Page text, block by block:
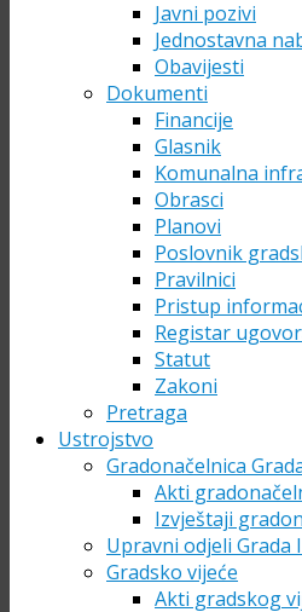
Javni pozivi
Jednostavna
Obavijesti
Dokumenti
Financije
Glasnik
Komunalna
Obrasci
Planovi
Poslovnik
Pravilnici
Pristup
Registar
Statut
Zakoni
Pretraga
Ustrojstvo
Gradonačelnica
Akti
Izvještaji
Upravni odjeli Grada
Gradsko vijeće
Akti gradskog